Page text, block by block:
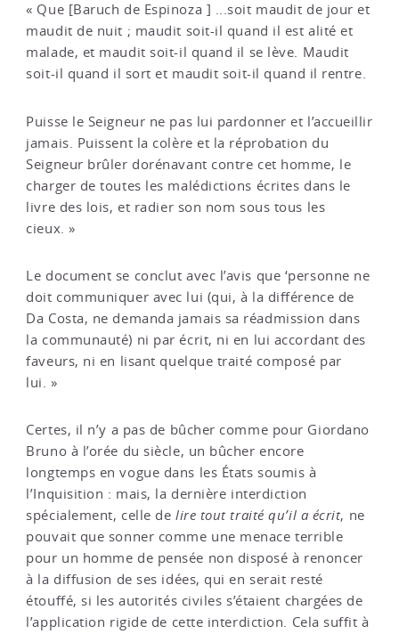
« Que [Baruch de Espinoza ] ...soit maudit de jour et
maudit de nuit ; maudit soit-il quand il est alité et
malade, et maudit soit-il quand il se lève. Maudit
soit-il quand il sort et maudit soit-il quand il rentre.
Puisse le Seigneur ne pas lui pardonner et l’accueillir
jamais. Puissent la colère et la réprobation du
Seigneur brûler dorénavant contre cet homme, le
charger de toutes les malédictions écrites dans le
livre des lois, et radier son nom sous tous les
cieux. »
Le document se conclut avec l’avis que ‘personne ne
doit communiquer avec lui (qui, à la différence de
Da Costa, ne demanda jamais sa réadmission dans
la communauté) ni par écrit, ni en lui accordant des
faveurs, ni en lisant quelque traité composé par
lui. »
Certes, il n’y a pas de bûcher comme pour Giordano
Bruno à l’orée du siècle, un bûcher encore
longtemps en vogue dans les États soumis à
l’Inquisition : mais, la dernière interdiction
spécialement, celle de lire tout traité qu’il a écrit, ne
pouvait que sonner comme une menace terrible
pour un homme de pensée non disposé à renoncer
à la diffusion de ses idées, qui en serait resté
étouffé, si les autorités civiles s’étaient chargées de
l’application rigide de cette interdiction. Cela suffit à